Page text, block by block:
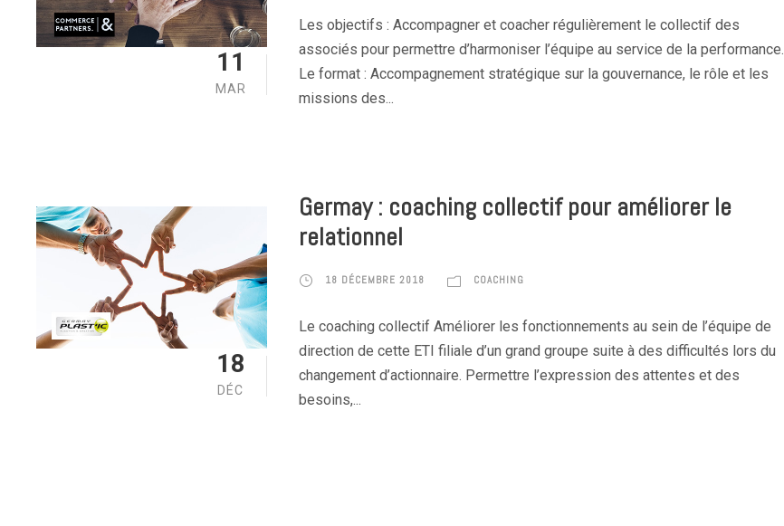
11
MAR
Les objectifs : Accompagner et coacher régulièrement le collectif des
associés pour permettre d’harmoniser l’équipe au service de la performance.
Le format : Accompagnement stratégique sur la gouvernance, le rôle et les
missions des...
18
DÉC
Germay : coaching collectif pour améliorer le
relationnel
18 DÉCEMBRE 2018 COACHING
Le coaching collectif Améliorer les fonctionnements au sein de l’équipe de
direction de cette ETI filiale d’un grand groupe suite à des difficultés lors du
changement d’actionnaire. Permettre l’expression des attentes et des
besoins,...